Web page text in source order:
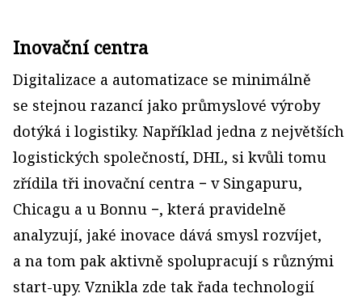
Inovační centra
Digitalizace a automatizace se minimálně
se stejnou razancí jako průmyslové výroby
dotýká i logistiky. Například jedna z největších
logistických společností, DHL, si kvůli tomu
zřídila tři inovační centra − v Singapuru,
Chicagu a u Bonnu −, která pravidelně
analyzují, jaké inovace dává smysl rozvíjet,
a na tom pak aktivně spolupracují s různými
start­-upy. Vznikla zde tak řada technologií